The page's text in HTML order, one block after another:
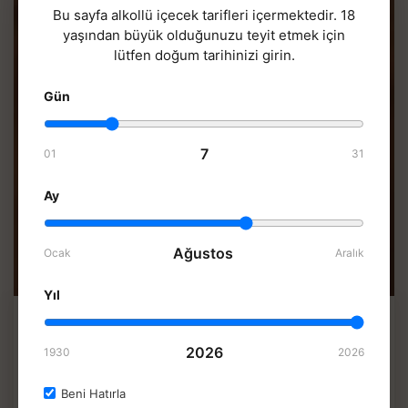
Yasal ve sağlık bilgilendirmesi:Bu içerik yalnızca
gastronomi, kültür ve tarif bilgisi sunar; alkollü içki
tüketimini özendirme veya teşvik amacı taşımaz.
Bu sayfa alkollü içecek tarifleri içermektedir. 18
yaşından büyük olduğunuzu teyit etmek için
lütfen doğum tarihinizi girin.
Gün
01 7 31
Ay
Ocak Ağustos Aralık
Yıl
1930 2026 2026
Beni Hatırla